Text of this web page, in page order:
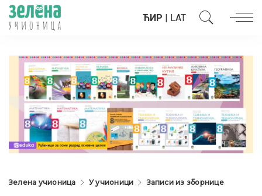
ЋИР | LAT
Зелена учионица У учионици Записи из зборнице